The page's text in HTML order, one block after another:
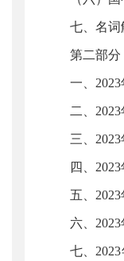
七、名词
第二部分
一、2023
二、2023
三、2023
四、2023
五、2023
六、2023
七、2023